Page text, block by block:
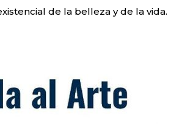
de la belleza y de la vida.